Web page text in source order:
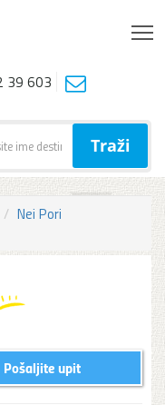
39 603
Traži
Nei Pori
Pošaljite upit